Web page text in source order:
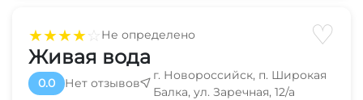
★★★★☆Не определено ♡
Живая вода
0.0 Нет отзывов
г. Новороссийск, п. Широкая
Балка, ул. Заречная, 12/а